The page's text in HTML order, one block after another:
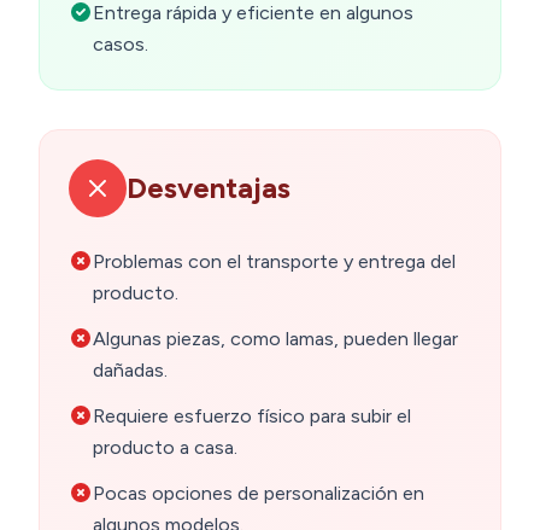
Entrega rápida y eficiente en algunos
casos.
Desventajas
Problemas con el transporte y entrega del
producto.
Algunas piezas, como lamas, pueden llegar
dañadas.
Requiere esfuerzo físico para subir el
producto a casa.
Pocas opciones de personalización en
algunos modelos.